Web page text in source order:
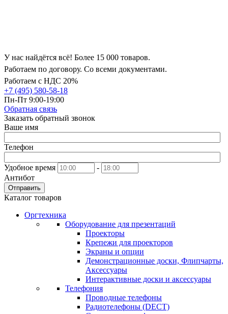
У нас найдётся всё! Более 15 000 товаров.
Работаем по договору. Со всеми документами.
Работаем с НДС 20%
+7 (495) 580-58-18
Пн-Пт 9:00-19:00
Обратная связь
Заказать обратный звонок
Ваше имя
Телефон
Удобное время
-
Антибот
Отправить
Каталог товаров
Оргтехника
Оборудование для презентаций
Проекторы
Крепежи для проекторов
Экраны и опции
Демонстрационные доски, Флипчарты,
Аксессуары
Интерактивные доски и аксессуары
Телефония
Проводные телефоны
Радиотелефоны (DECT)